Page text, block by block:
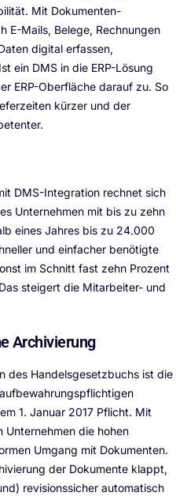
Mit Dokumenten-
E-Mails, Belege, Rechnungen
digital erfassen,
ein DMS in die ERP-Lösung
ERP-Oberfläche darauf zu. So
kürzer und der
DMS-Integration rechnet sich
Unternehmen mit bis zu zehn
eines Jahres bis zu 24.000
und einfacher benötigte
im Schnitt fast zehn Prozent
steigert die Mitarbeiter- und
Archivierung
des Handelsgesetzbuchs ist die
1. Januar 2017 Pflicht. Mit
Unternehmen die hohen
Umgang mit Dokumenten.
der Dokumente klappt,
revisionssicher automatisch